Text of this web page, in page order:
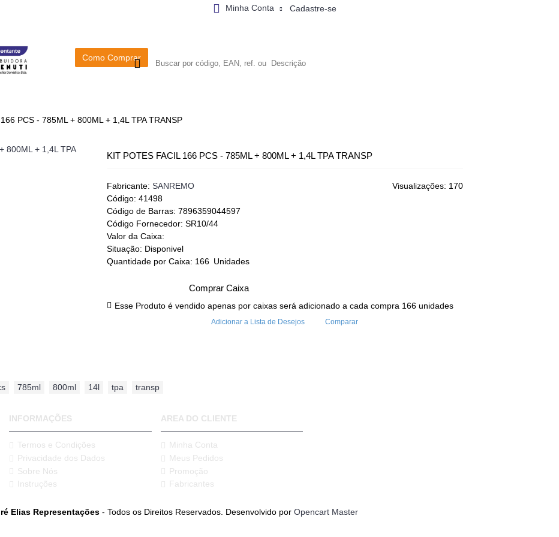
Minha Conta Cadastre-se
Como Comprar
PCS - 785ML + 800ML + 1,4L TPA TRANSP
KIT POTES FACIL 166 PCS - 785ML + 800ML + 1,4L TPA TRANSP
Visualizações: 170
Fabricante: SANREMO
Código: 41498
Código de Barras: 7896359044597
Código Fornecedor: SR10/44
Valor da Caixa:
Situação: Disponivel
Quantidade por Caixa: 166 Unidades
Comprar Caixa
Esse Produto é vendido apenas por caixas será adicionado a cada compra 166 unidades
Adicionar a Lista de Desejos Comparar
785ml 800ml 14l tpa transp
INFORMAÇÕES
Termos e Condições
Privacidade dos Dados
Sobre Nós
Instruções
AREA DO CLIENTE
Minha Conta
Meus Pedidos
Promoção
Fabricantes
Elias Representações - Todos os Direitos Reservados. Desenvolvido por Opencart Master